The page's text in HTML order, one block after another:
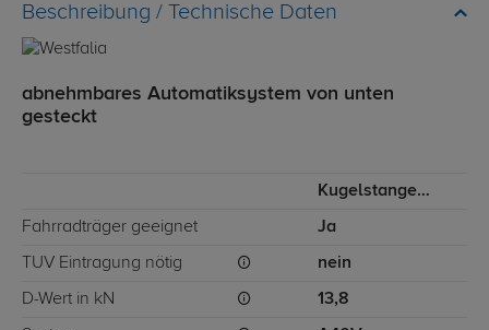
Technische Daten
abnehmbares Automatiksystem von unten
gesteckt
Kugelstange von unten gesteckt
Fahrradträger geeignet Ja
TÜV Eintragung nötig nein
D-Wert in kN 13,8